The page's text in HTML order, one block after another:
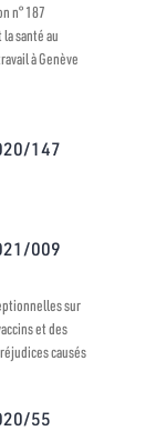
n° 187
santé au
à Genève
147
009
sur
et des
causés
55